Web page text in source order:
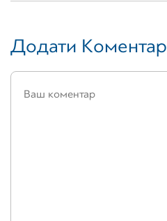
Додати Коментар